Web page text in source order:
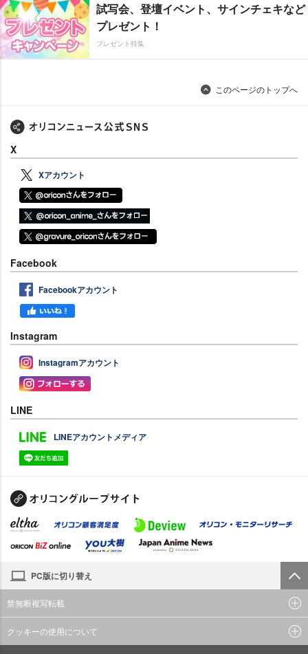
試写会、登壇イベント、サインチェキなど
プレゼント！
プレゼント特集
このページのトップへ
X
Xアカウント
Facebook
Facebookアカウント
Instagram
Instagramアカウント
LINE
LINEアカウントメディア
PC版に切り替え
禁無断複写転載
クッキーの使用について